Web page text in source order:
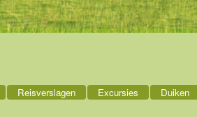
Reisverslagen Excursies
Duiken